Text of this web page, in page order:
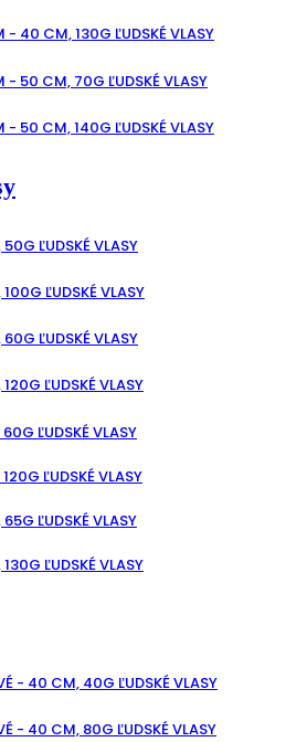
- 40 CM, 130G ĽUDSKÉ VLASY
- 50 CM, 70G ĽUDSKÉ VLASY
- 50 CM, 140G ĽUDSKÉ VLASY
ĽUDSKÉ VLASY
ĽUDSKÉ VLASY
ĽUDSKÉ VLASY
ĽUDSKÉ VLASY
ĽUDSKÉ VLASY
ĽUDSKÉ VLASY
ĽUDSKÉ VLASY
ĽUDSKÉ VLASY
- 40 CM, 40G ĽUDSKÉ VLASY
- 40 CM, 80G ĽUDSKÉ VLASY